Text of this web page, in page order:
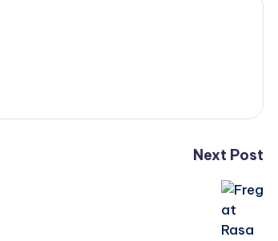
Next Post